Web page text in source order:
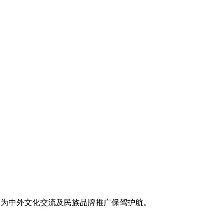
中外文化交流及民族品牌推广保驾护航。